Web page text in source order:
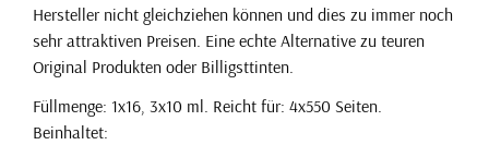
Hersteller nicht gleichziehen können und dies zu immer noch
sehr attraktiven Preisen. Eine echte Alternative zu teuren
Original Produkten oder Billigsttinten.
Füllmenge: 1x16, 3x10 ml. Reicht für: 4x550 Seiten.
Beinhaltet: